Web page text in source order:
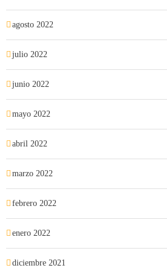
agosto 2022
julio 2022
junio 2022
mayo 2022
abril 2022
marzo 2022
febrero 2022
enero 2022
diciembre 2021